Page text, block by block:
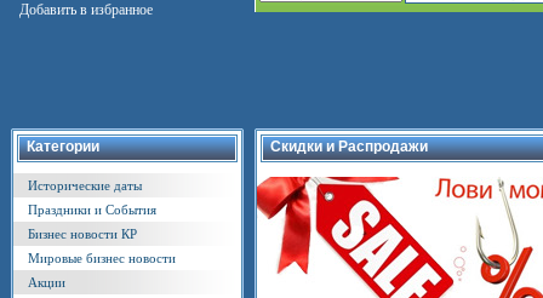
Добавить в избранное
Категории
Исторические даты
Праздники и События
Бизнес новости КР
Мировые бизнес новости
Акции
Скидки и Распродажи